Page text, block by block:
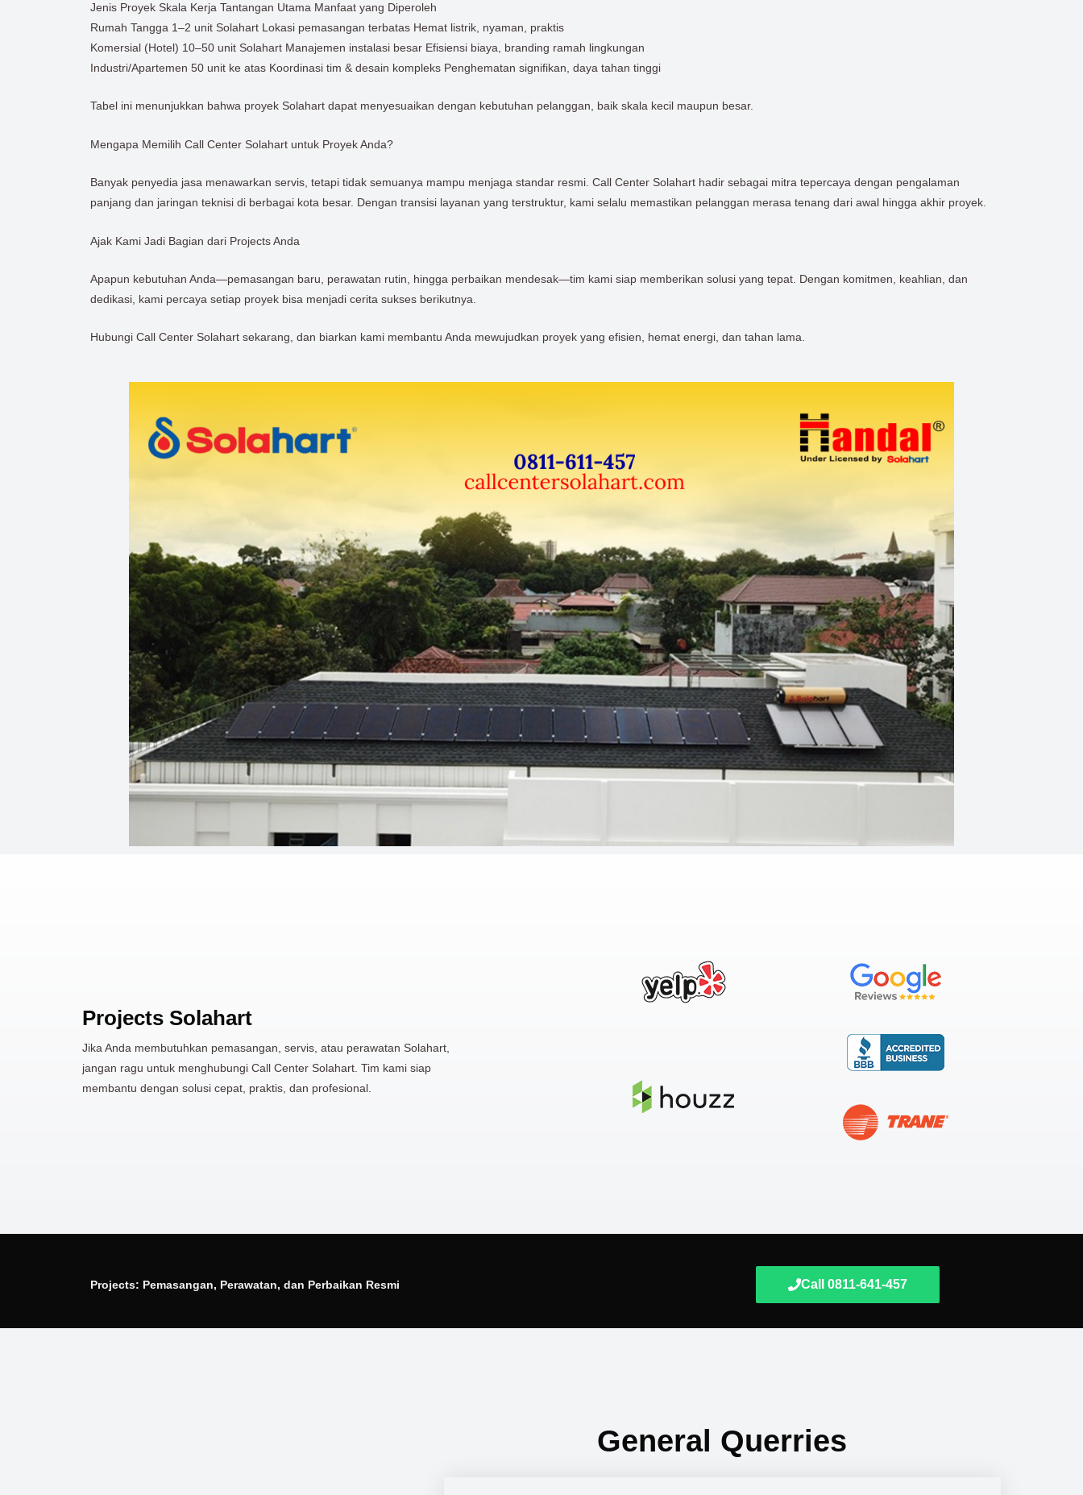
Jenis Proyek Skala Kerja Tantangan Utama Manfaat yang Diperoleh
Rumah Tangga 1–2 unit Solahart Lokasi pemasangan terbatas Hemat listrik, nyaman, praktis
Komersial (Hotel) 10–50 unit Solahart Manajemen instalasi besar Efisiensi biaya, branding ramah lingkungan
Industri/Apartemen 50 unit ke atas Koordinasi tim & desain kompleks Penghematan signifikan, daya tahan tinggi
Tabel ini menunjukkan bahwa proyek Solahart dapat menyesuaikan dengan kebutuhan pelanggan, baik skala kecil maupun besar.
Mengapa Memilih Call Center Solahart untuk Proyek Anda?
Banyak penyedia jasa menawarkan servis, tetapi tidak semuanya mampu menjaga standar resmi. Call Center Solahart hadir sebagai mitra tepercaya dengan pengalaman
panjang dan jaringan teknisi di berbagai kota besar. Dengan transisi layanan yang terstruktur, kami selalu memastikan pelanggan merasa tenang dari awal hingga akhir proyek.
Ajak Kami Jadi Bagian dari Projects Anda
Apapun kebutuhan Anda—pemasangan baru, perawatan rutin, hingga perbaikan mendesak—tim kami siap memberikan solusi yang tepat. Dengan komitmen, keahlian, dan
dedikasi, kami percaya setiap proyek bisa menjadi cerita sukses berikutnya.
Hubungi Call Center Solahart sekarang, dan biarkan kami membantu Anda mewujudkan proyek yang efisien, hemat energi, dan tahan lama.
Projects Solahart
Jika Anda membutuhkan pemasangan, servis, atau perawatan Solahart,
jangan ragu untuk menghubungi Call Center Solahart. Tim kami siap
membantu dengan solusi cepat, praktis, dan profesional.
Projects: Pemasangan, Perawatan, dan Perbaikan Resmi Call 0811-641-457
General Querries